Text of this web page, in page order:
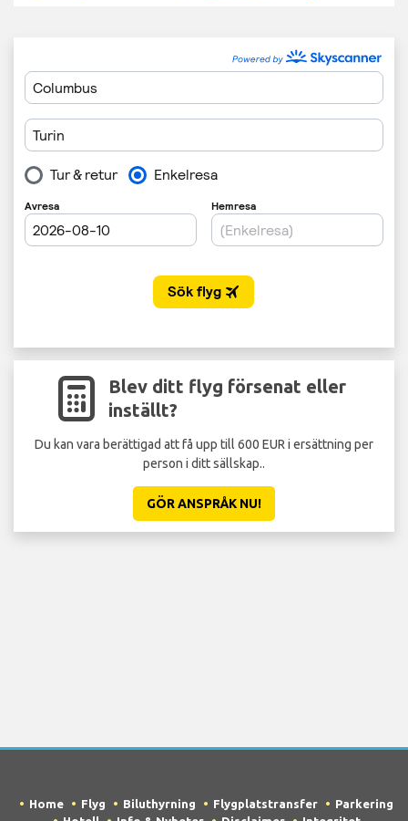
Blev ditt flyg försenat eller
inställt?
Du kan vara berättigad att få upp till 600 EUR i ersättning per
person i ditt sällskap..
GÖR ANSPRÅK NU!
Home Flyg Biluthyrning Flygplatstransfer
Parkering